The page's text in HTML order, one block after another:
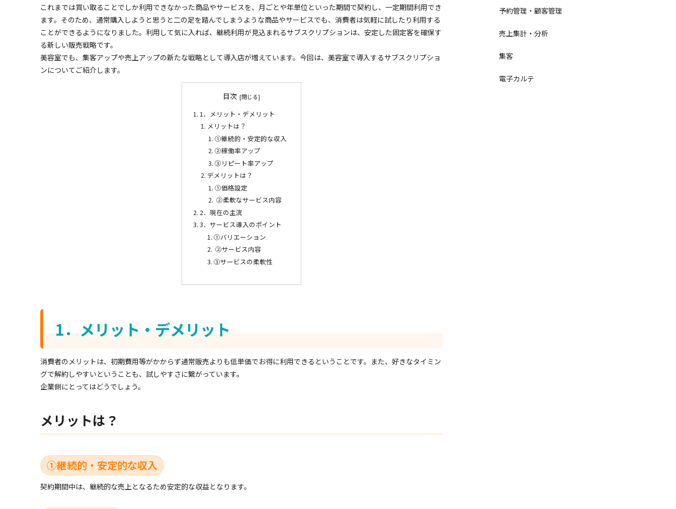
これまでは買い取ることでしか利用できなかった商品やサービスを、月ごとや年単位といった期間で契約し、一定期間利用でき
ます。そのため、通常購入しようと思うと二の足を踏んでしまうような商品やサービスでも、消費者は気軽に試したり利用する
ことができるようになりました。利用して気に入れば、継続利用が見込まれるサブスクリプションは、安定した固定客を確保す
る新しい販売戦略です。
美容室でも、集客アップや売上アップの新たな戦略として導入店が増えています。今回は、美容室で導入するサブスクリプショ
ンについてご紹介します。
目次
1．メリット・デメリット
メリットは？
①継続的・安定的な収入
②稼働率アップ
③リピート率アップ
デメリットは？
①価格設定
②柔軟なサービス内容
2．現在の主流
3．サービス導入のポイント
①バリエーション
②サービス内容
③サービスの柔軟性
1．メリット・デメリット
消費者のメリットは、初期費用等がかからず通常販売よりも低単価でお得に利用できるということです。また、好きなタイミン
グで解約しやすいということも、試しやすさに繋がっています。
企業側にとってはどうでしょう。
メリットは？
①継続的・安定的な収入
契約期間中は、継続的な売上となるため安定的な収益となります。
予約管理・顧客管理
売上集計・分析
集客
電子カルテ